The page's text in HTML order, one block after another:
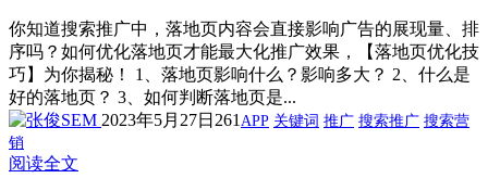
你知道搜索推广中，落地页内容会直接影响广告的展现量、排
序吗？如何优化落地页才能最大化推广效果，【落地页优化技
巧】为你揭秘！ 1、落地页影响什么？影响多大？ 2、什么是
好的落地页？ 3、如何判断落地页是...
2023年5月27日 261 APP 关键词 推广 搜索推广 搜索营
销
阅读全文